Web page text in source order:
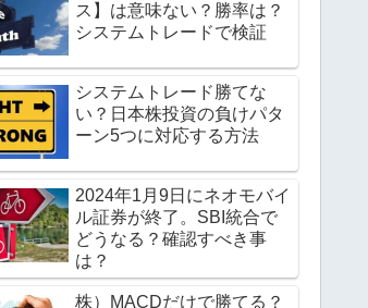
ス】は意味ない？勝率は？
システムトレードで検証
システムトレード勝てな
い？日本株投資の負けパタ
ーン5つに対応する方法
2024年1月9日にネオモバイ
ル証券が終了。SBI統合で
どうなる？確認すべき事
は？
株）MACDだけで勝てる？